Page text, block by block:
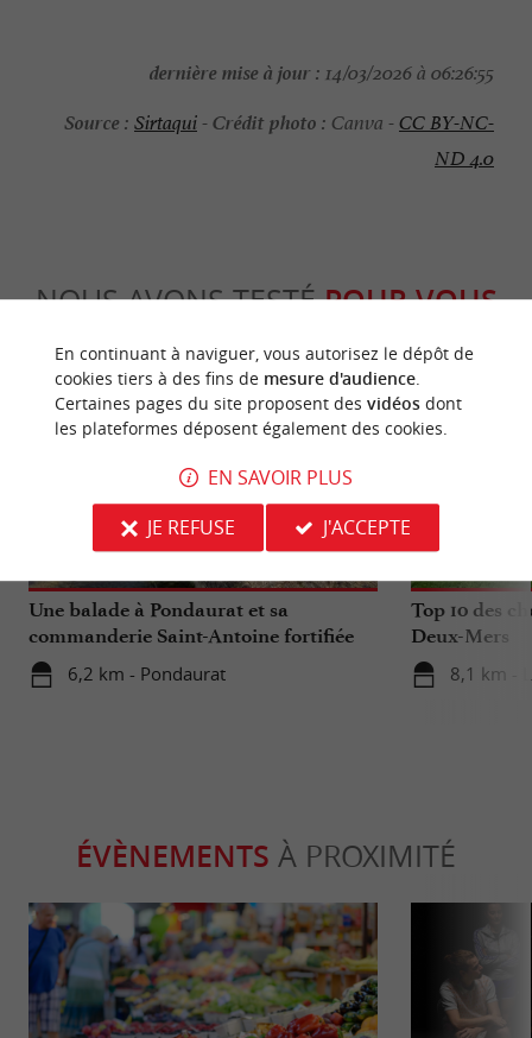
dernière mise à jour : 14/03/2026 à 06:26:55
Source : Sirtaqui-Crédit photo : Canva -CC BY-NC-
ND 4.0
NOUS AVONS TESTÉPOUR VOUS
Une balade à Pondaurat et sa
commanderie Saint-Antoine fortifiée
6,2 km - Pondaurat
Culturelle
Top 10 des
Deux-Mers
8,1 km -
ÉVÈNEMENTS À PROXIMITÉ
En continuant à naviguer, vous autorisez le dépôt de
cookies tiers à des fins de mesure d'audience.
Certaines pages du site proposent des vidéosdont
les plateformes déposent également des cookies.
EN SAVOIR PLUS
JE REFUSE
J'ACCEPTE